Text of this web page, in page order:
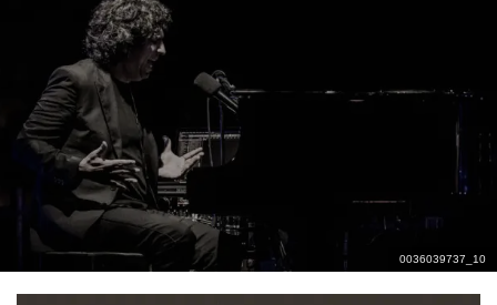
0036039737_10